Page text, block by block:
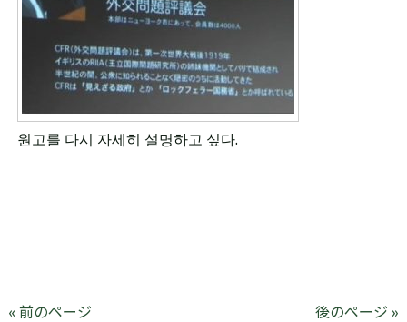
원고를 다시 자세히 설명하고 싶다.
« 前のページ 後のページ »